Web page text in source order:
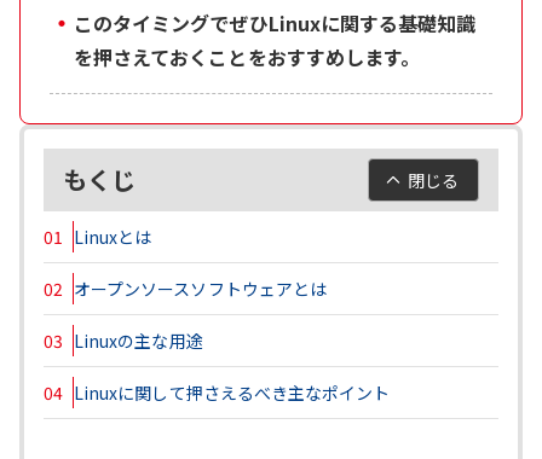
・ このタイミングでぜひLinuxに関する基礎知識
を押さえておくことをおすすめします。
もくじ 閉じる
01 Linuxとは
02 オープンソースソフトウェアとは
03 Linuxの主な用途
04 Linuxに関して押さえるべき主なポイント